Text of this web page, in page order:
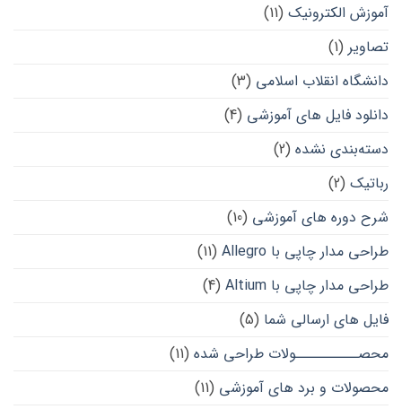
آموزش الکترونیک (11)
تصاویر (1)
دانشگاه انقلاب اسلامی (3)
دانلود فایل های آموزشی (4)
دسته‌بندی نشده (2)
رباتیک (2)
شرح دوره های آموزشی (10)
طراحی مدار چاپی با Allegro
(11)
طراحی مدار چاپی با Altium
(4)
فایل های ارسالی شما (5)
محصــــــــــولات طراحی شده (11)
محصولات و برد های آموزشی (11)